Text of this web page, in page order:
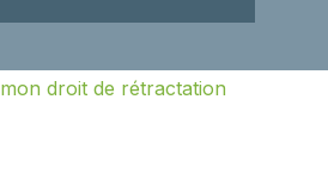
droit de rétractation